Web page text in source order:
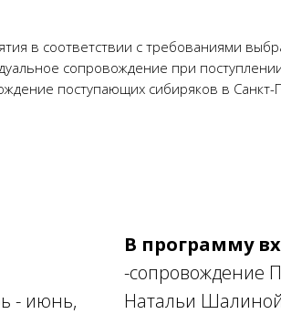
в соответствии с требованиями
сопровождение при
поступающих сибиряков в Санкт-
- июнь,
В программу
-сопровождение
Натальи